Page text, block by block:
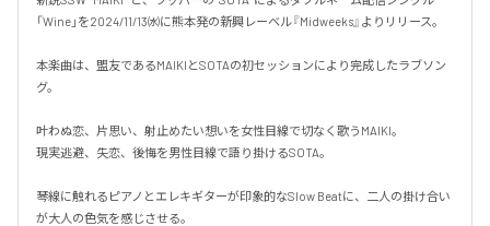
「Wine」を2024/11/13㈬に熊本発の新興レーベル『Midweeks』よりリリース。
本楽曲は、盟友であるMAIKIとSOTAの初セッションにより完成したラブソン
グ。
叶わぬ恋、片思い、射止めたい想いを女性目線で切なく歌うMAIKI。
現実逃避、失恋、後悔を男性目線で語り掛けるSOTA。
琴線に触れるピアノとエレキギターが印象的なSlow Beatに、二人の掛け合い
が大人の色気を感じさせる。